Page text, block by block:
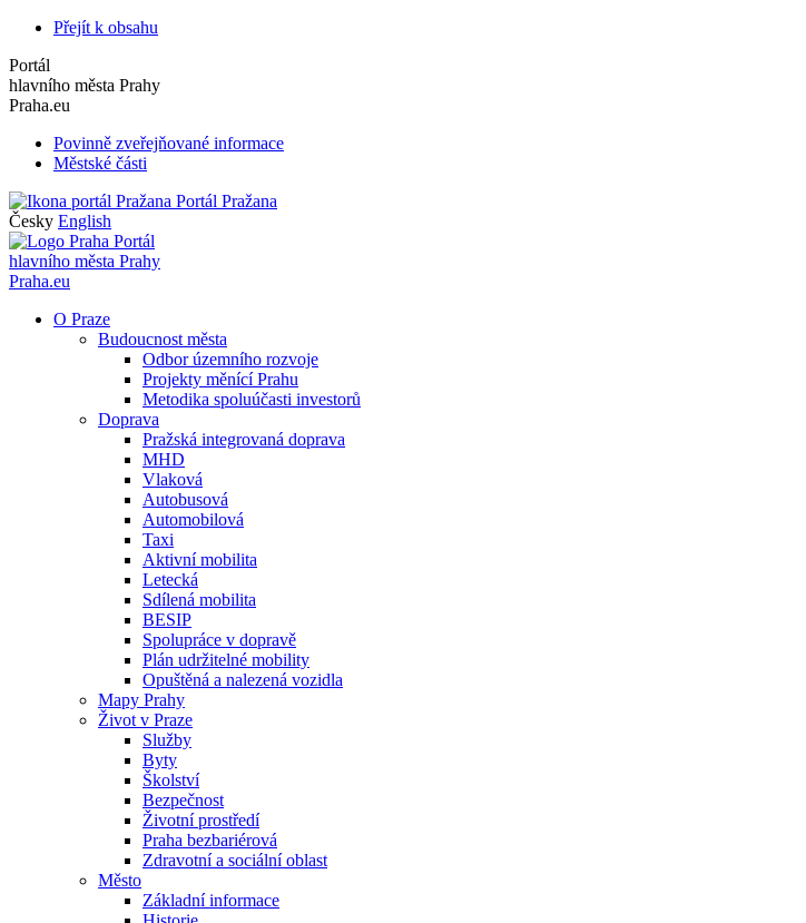
Přejít k obsahu
Portál
hlavního města Prahy
Praha.eu
Povinně zveřejňované informace
Městské části
Portál Pražana
Česky English
Portál
hlavního města Prahy
Praha.eu
O Praze
Budoucnost města
Odbor územního rozvoje
Projekty měnící Prahu
Metodika spoluúčasti investorů
Doprava
Pražská integrovaná doprava
MHD
Vlaková
Autobusová
Automobilová
Taxi
Aktivní mobilita
Letecká
Sdílená mobilita
BESIP
Spolupráce v dopravě
Plán udržitelné mobility
Opuštěná a nalezená vozidla
Mapy Prahy
Život v Praze
Služby
Byty
Školství
Bezpečnost
Životní prostředí
Praha bezbariérová
Zdravotní a sociální oblast
Město
Základní informace